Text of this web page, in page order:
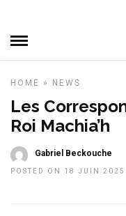
HOME » NEWS
Les
Roi Machia’h
Gabriel Beckouche
POSTED ON 18 JUIN 2025